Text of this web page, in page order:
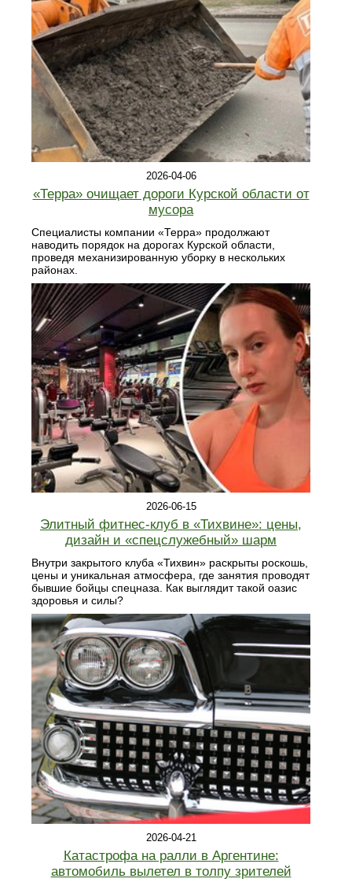
2026-04-06
«Терра» очищает дороги Курской области от
мусора
Специалисты компании «Терра» продолжают
наводить порядок на дорогах Курской области,
проведя механизированную уборку в нескольких
районах.
2026-06-15
Элитный фитнес‑клуб в «Тихвине»: цены,
дизайн и «спецслужебный» шарм
Внутри закрытого клуба «Тихвин» раскрыты роскошь,
цены и уникальная атмосфера, где занятия проводят
бывшие бойцы спецназа. Как выглядит такой оазис
здоровья и силы?
2026-04-21
Катастрофа на ралли в Аргентине:
автомобиль вылетел в толпу зрителей